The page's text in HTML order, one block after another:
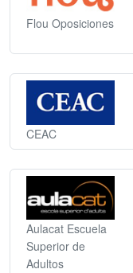
Flou Oposiciones
CEAC
Aulacat Escuela
Superior de
Adultos